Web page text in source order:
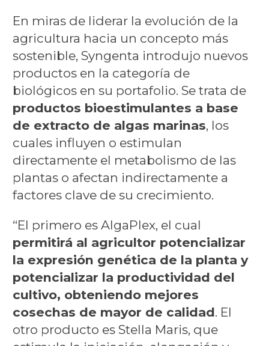
En miras de liderar la evolución de la
agricultura hacia un concepto más
sostenible, Syngenta introdujo nuevos
productos en la categoría de
biológicos en su portafolio. Se trata de
productos bioestimulantes a base
de extracto de algas marinas, los
cuales influyen o estimulan
directamente el metabolismo de las
plantas o afectan indirectamente a
factores clave de su crecimiento.
“El primero es AlgaPlex, el cual
permitirá al agricultor potencializar
la expresión genética de la planta y
potencializar la productividad del
cultivo, obteniendo mejores
cosechas de mayor de calidad. El
otro producto es Stella Maris, que